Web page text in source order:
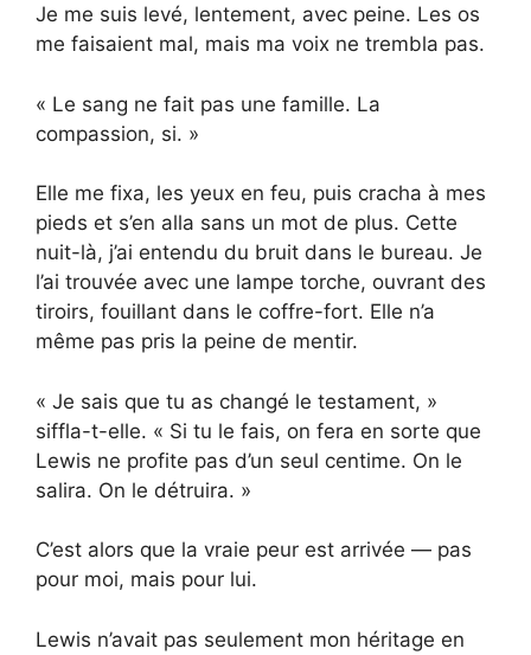
Je me suis levé, lentement, avec peine. Les os
me faisaient mal, mais ma voix ne trembla pas.
« Le sang ne fait pas une famille. La
compassion, si. »
Elle me fixa, les yeux en feu, puis cracha à mes
pieds et s’en alla sans un mot de plus. Cette
nuit-là, j’ai entendu du bruit dans le bureau. Je
l’ai trouvée avec une lampe torche, ouvrant des
tiroirs, fouillant dans le coffre-fort. Elle n’a
même pas pris la peine de mentir.
« Je sais que tu as changé le testament, »
siffla-t-elle. « Si tu le fais, on fera en sorte que
Lewis ne profite pas d’un seul centime. On le
salira. On le détruira. »
C’est alors que la vraie peur est arrivée — pas
pour moi, mais pour lui.
Lewis n’avait pas seulement mon héritage en